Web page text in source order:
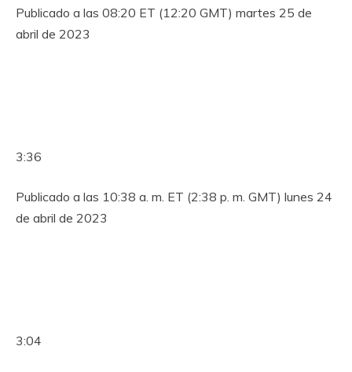
Publicado a las 08:20 ET (12:20 GMT) martes 25 de
abril de 2023
3:36
Publicado a las 10:38 a. m. ET (2:38 p. m. GMT) lunes 24
de abril de 2023
3:04